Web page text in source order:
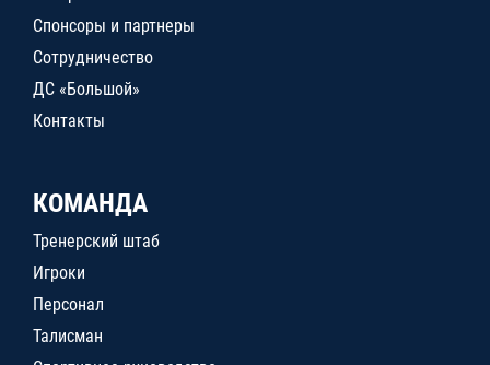
Спонсоры и партнеры
Сотрудничество
ДС «Большой»
Контакты
КОМАНДА
Тренерский штаб
Игроки
Персонал
Талисман